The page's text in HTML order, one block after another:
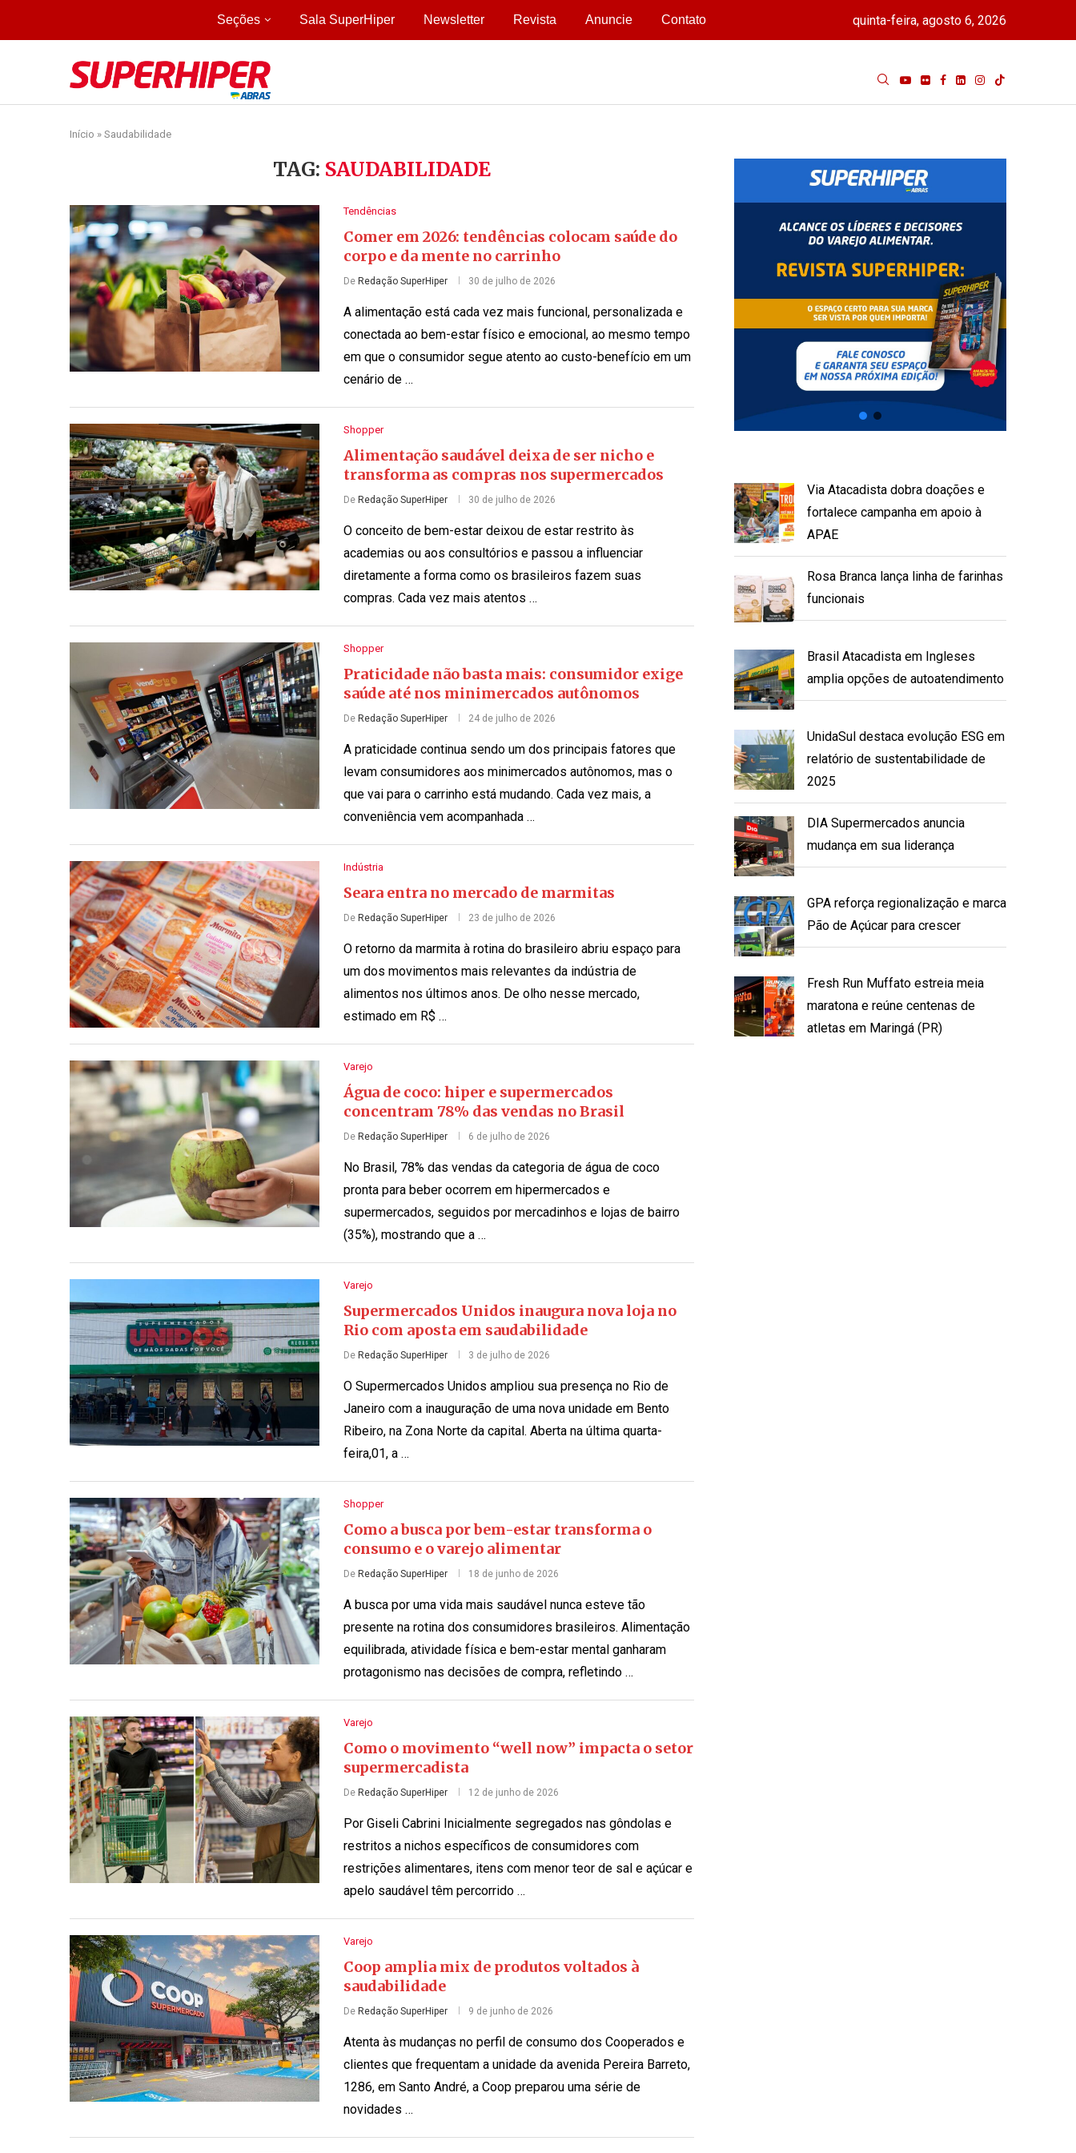
Seções Sala SuperHiper Newsletter Revista Anuncie Contato quinta-feira, agosto 6, 2026
Início » Saudabilidade
TAG: SAUDABILIDADE
Tendências
Comer em 2026: tendências colocam saúde do
corpo e da mente no carrinho
De Redação SuperHiper 30 de julho de 2026
A alimentação está cada vez mais funcional, personalizada e
conectada ao bem-estar físico e emocional, ao mesmo tempo
em que o consumidor segue atento ao custo-benefício em um
cenário de …
Shopper
Alimentação saudável deixa de ser nicho e
transforma as compras nos supermercados
De Redação SuperHiper 30 de julho de 2026
O conceito de bem-estar deixou de estar restrito às
academias ou aos consultórios e passou a influenciar
diretamente a forma como os brasileiros fazem suas
compras. Cada vez mais atentos …
Shopper
Praticidade não basta mais: consumidor exige
saúde até nos minimercados autônomos
De Redação SuperHiper 24 de julho de 2026
A praticidade continua sendo um dos principais fatores que
levam consumidores aos minimercados autônomos, mas o
que vai para o carrinho está mudando. Cada vez mais, a
conveniência vem acompanhada …
Indústria
Seara entra no mercado de marmitas
De Redação SuperHiper 23 de julho de 2026
O retorno da marmita à rotina do brasileiro abriu espaço para
um dos movimentos mais relevantes da indústria de
alimentos nos últimos anos. De olho nesse mercado,
estimado em R$ …
Varejo
Água de coco: hiper e supermercados
concentram 78% das vendas no Brasil
De Redação SuperHiper 6 de julho de 2026
No Brasil, 78% das vendas da categoria de água de coco
pronta para beber ocorrem em hipermercados e
supermercados, seguidos por mercadinhos e lojas de bairro
(35%), mostrando que a …
Varejo
Supermercados Unidos inaugura nova loja no
Rio com aposta em saudabilidade
De Redação SuperHiper 3 de julho de 2026
O Supermercados Unidos ampliou sua presença no Rio de
Janeiro com a inauguração de uma nova unidade em Bento
Ribeiro, na Zona Norte da capital. Aberta na última quarta-
feira,01, a …
Shopper
Como a busca por bem-estar transforma o
consumo e o varejo alimentar
De Redação SuperHiper 18 de junho de 2026
A busca por uma vida mais saudável nunca esteve tão
presente na rotina dos consumidores brasileiros. Alimentação
equilibrada, atividade física e bem-estar mental ganharam
protagonismo nas decisões de compra, refletindo …
Varejo
Como o movimento “well now” impacta o setor
supermercadista
De Redação SuperHiper 12 de junho de 2026
Por Giseli Cabrini Inicialmente segregados nas gôndolas e
restritos a nichos específicos de consumidores com
restrições alimentares, itens com menor teor de sal e açúcar e
apelo saudável têm percorrido …
Varejo
Coop amplia mix de produtos voltados à
saudabilidade
De Redação SuperHiper 9 de junho de 2026
Atenta às mudanças no perfil de consumo dos Cooperados e
clientes que frequentam a unidade da avenida Pereira Barreto,
1286, em Santo André, a Coop preparou uma série de
novidades …
Via Atacadista dobra doações e
fortalece campanha em apoio à
APAE
Rosa Branca lança linha de farinhas
funcionais
Brasil Atacadista em Ingleses
amplia opções de autoatendimento
UnidaSul destaca evolução ESG em
relatório de sustentabilidade de
2025
DIA Supermercados anuncia
mudança em sua liderança
GPA reforça regionalização e marca
Pão de Açúcar para crescer
Fresh Run Muffato estreia meia
maratona e reúne centenas de
atletas em Maringá (PR)